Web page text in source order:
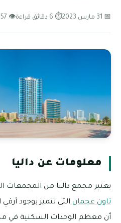
📅 31 مارس 2023 ⏱ 6 دقائق قراءة 👁 57 مشاهدة
معلومات عن داليا
يعتبر مجمع دالبا من المجمعات
تاون عجمانالتي تتميز بوجود
أن معظم الوحدات السكنية في